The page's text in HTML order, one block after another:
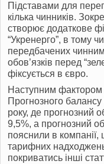
Підставами для
кілька чинників.
створює додаткове
“Укренерго”, в тому
передбачених
обов’язків перед
фіксується в євро.
Наступним фактором
Прогнозного
року, де прогнозний
9,5%, а прогнозний
пояснили в
тарифних
покриватись інші